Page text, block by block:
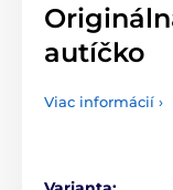
autíčko
Viac informácií ›